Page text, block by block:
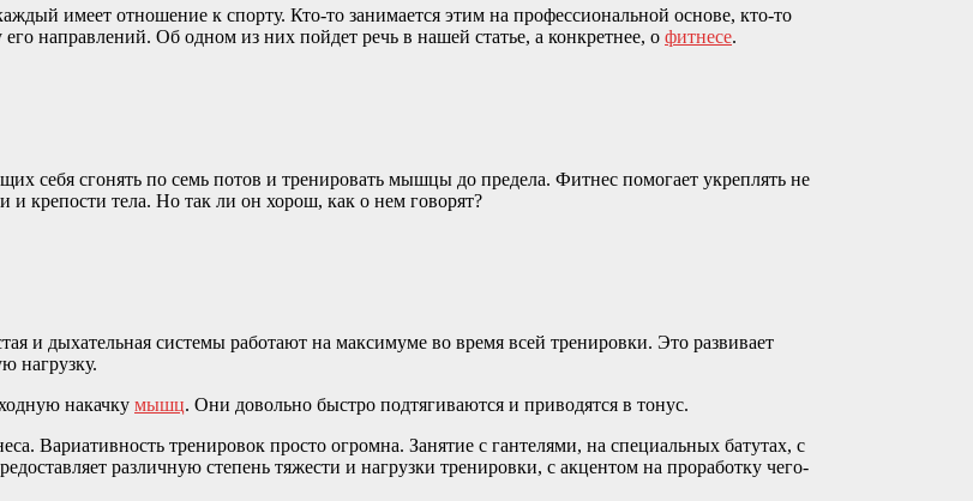
имеет отношение к спорту. Кто-то занимается этим на профессиональной основе, кто-то
направлений. Об одном из них пойдет речь в нашей статье, а конкретнее, о фитнесе.
себя сгонять по семь потов и тренировать мышцы до предела. Фитнес помогает укреплять не
крепости тела. Но так ли он хорош, как о нем говорят?
и дыхательная системы работают на максимуме во время всей тренировки. Это развивает
нагрузку.
накачку мышц. Они довольно быстро подтягиваются и приводятся в тонус.
Вариативность тренировок просто огромна. Занятие с гантелями, на специальных батутах, с
различную степень тяжести и нагрузки тренировки, с акцентом на проработку чего-